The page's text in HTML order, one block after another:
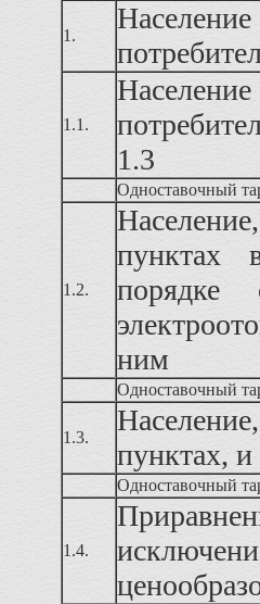
1.
1.1.
1.3
Одноставочный
1.2.
пунктах
порядке
ним
Одноставочный
1.3.
пунктах,
Одноставочный
1.4.